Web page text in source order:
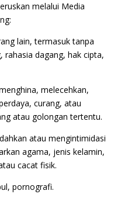
melalui Media
lain, termasuk tanpa
rahasia dagang, hak cipta,
melecehkan,
curang, atau
atau golongan tertentu.
atau mengintimidasi
agama, jenis kelamin,
cacat fisik.
pornografi.